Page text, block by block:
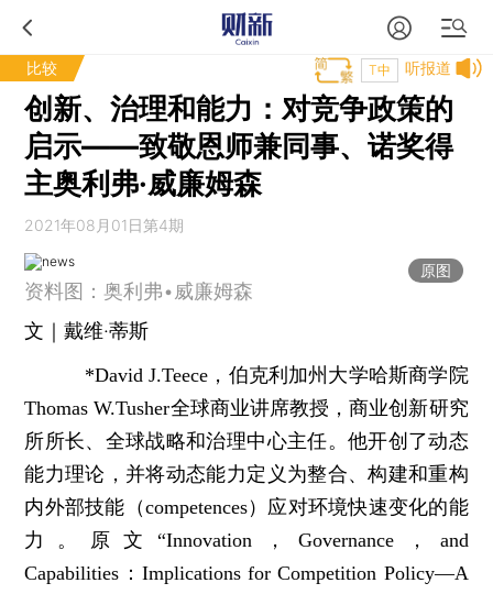
比较 听报道
T中
创新、治理和能力：对竞争政策的
启示——致敬恩师兼同事、诺奖得
主奥利弗·威廉姆森
2021年08月01日第4期
原图
资料图：奥利弗•威廉姆森
文｜戴维·蒂斯
*David J.Teece，伯克利加州大学哈斯商学院
Thomas W.Tusher全球商业讲席教授，商业创新研究
所所长、全球战略和治理中心主任。他开创了动态
能力理论，并将动态能力定义为整合、构建和重构
内外部技能（competences）应对环境快速变化的能
力。原文“Innovation，Governance，and
Capabilities：Implications for Competition Policy—A